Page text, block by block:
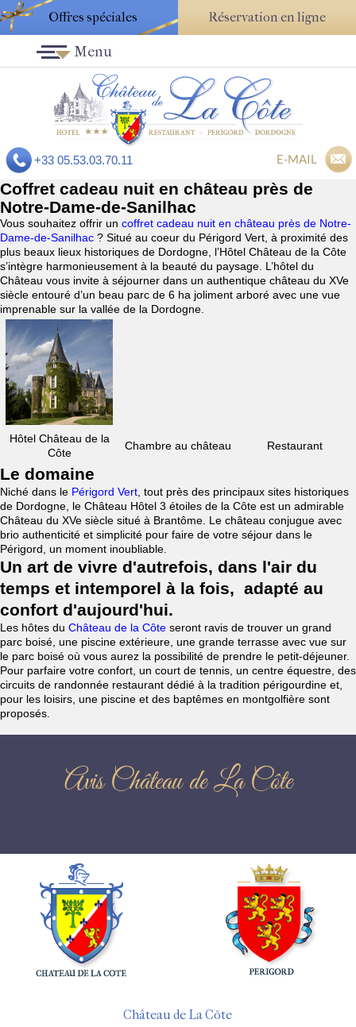
Offres spéciales Réservation en ligne
+33 05.53.03.70.11 E-MAIL
Menu
Coffret cadeau nuit en château près de
Notre-Dame-de-Sanilhac
Vous souhaitez offrir un coffret cadeau nuit en château près de Notre-
Dame-de-Sanilhac ? Situé au coeur du Périgord Vert, à proximité des
plus beaux lieux historiques de Dordogne, l’Hôtel Château de la Côte
s’intègre harmonieusement à la beauté du paysage. L’hôtel du
Château vous invite à séjourner dans un authentique château du XVe
siècle entouré d’un beau parc de 6 ha joliment arboré avec une vue
imprenable sur la vallée de la Dordogne.
Hôtel Château de la
Côte
Chambre au château Restaurant
Le domaine
Niché dans le Périgord Vert , tout près des principaux sites historiques
de Dordogne, le Château Hôtel 3 étoiles de la Côte est un admirable
Château du XVe siècle situé à Brantôme. Le château conjugue avec
brio authenticité et simplicité pour faire de votre séjour dans le
Périgord, un moment inoubliable.
Un art de vivre d'autrefois, dans l'air du
temps et intemporel à la fois, adapté au
confort d'aujourd'hui.
Les hôtes du Château de la Côte seront ravis de trouver un grand
parc boisé, une piscine extérieure, une grande terrasse avec vue sur
le parc boisé où vous aurez la possibilité de prendre le petit-déjeuner.
Pour parfaire votre confort, un court de tennis, un centre équestre, des
circuits de randonnée restaurant dédié à la tradition périgourdine et,
pour les loisirs, une piscine et des baptêmes en montgolfière sont
proposés.
Avis Château de La Côte
Château de La Côte